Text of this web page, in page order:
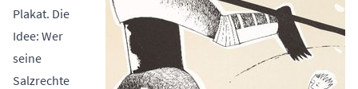
Plakat. Die
Idee: Wer
seine
Salzrechte